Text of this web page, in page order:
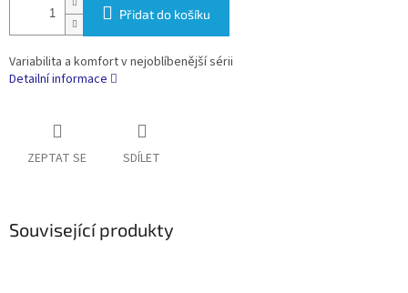
Přidat do košíku
Variabilita a komfort v nejoblíbenější sérii
Detailní informace
ZEPTAT SE SDÍLET
Související produkty